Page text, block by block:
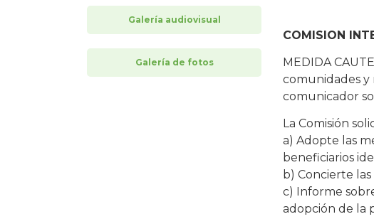
Galería audiovisual
Galería de fotos
COMISION
MEDIDA
comunidades y
comunicador
La Comisión
a) Adopte las
beneficiarios
b) Concierte
c) Informe
adopción de la